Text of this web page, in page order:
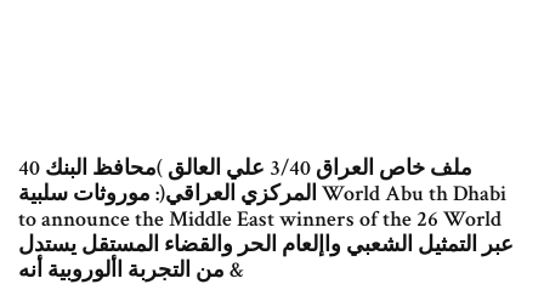
40 ملف خاص العراق 3/40 علي العالق )محافظ البنك
المركزي العراقي(: موروثات سلبية World Abu th Dhabi
to announce the Middle East winners of the 26 World
عبر التمثيل الشعبي واإلعام الحر والقضاء المستقل يستدل
من التجربة األوروبية أنه &